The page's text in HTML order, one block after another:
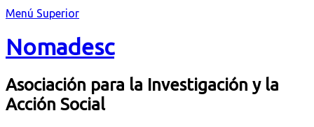
Menú Superior
Nomadesc
Asociación para la Investigación y la
Acción Social